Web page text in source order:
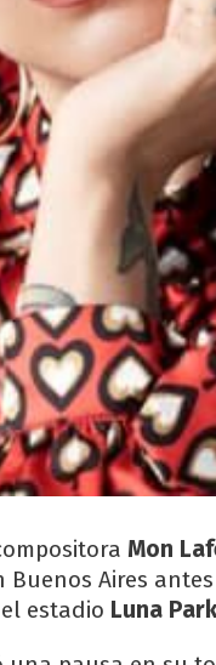
Mon
Buenos Aires
estadio Luna Park